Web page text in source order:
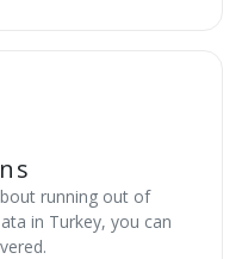
running out of
in Turkey, you can